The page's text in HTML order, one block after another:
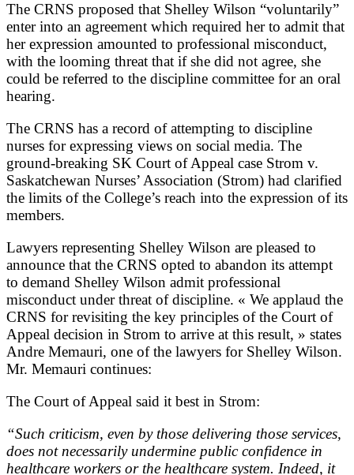
The CRNS proposed that Shelley Wilson “voluntarily”
enter into an agreement which required her to admit that
her expression amounted to professional misconduct,
with the looming threat that if she did not agree, she
could be referred to the discipline committee for an oral
hearing.
The CRNS has a record of attempting to discipline
nurses for expressing views on social media. The
ground-breaking SK Court of Appeal case Strom v.
Saskatchewan Nurses’ Association (Strom) had clarified
the limits of the College’s reach into the expression of its
members.
Lawyers representing Shelley Wilson are pleased to
announce that the CRNS opted to abandon its attempt
to demand Shelley Wilson admit professional
misconduct under threat of discipline. « We applaud the
CRNS for revisiting the key principles of the Court of
Appeal decision in Strom to arrive at this result, » states
Andre Memauri, one of the lawyers for Shelley Wilson.
Mr. Memauri continues:
The Court of Appeal said it best in Strom:
“Such criticism, even by those delivering those services,
does not necessarily undermine public confidence in
healthcare workers or the healthcare system. Indeed, it